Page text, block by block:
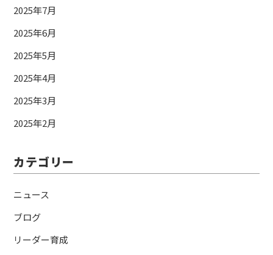
2025年7月
2025年6月
2025年5月
2025年4月
2025年3月
2025年2月
カテゴリー
ニュース
ブログ
リーダー育成